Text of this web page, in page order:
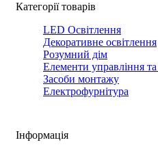
Категорії товарів
LED Освітлення
Декоративне освітлення
Розумний дім
Елементи управління
Засоби монтажу
Електрофурнітура
Інформація